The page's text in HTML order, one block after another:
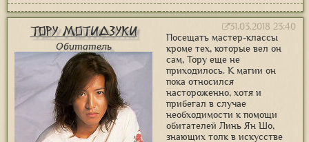
Тору Мотидзуки
Обитатель
31.03.2018 23:40
Посещать мастер-классы
кроме тех, которые вел он
сам, Тору еще не
приходилось. К магии он
пока относился
настороженно, хотя и
прибегал в случае
необходимости к помощи
обитателей Линь Ян Шо,
знающих толк в искусстве